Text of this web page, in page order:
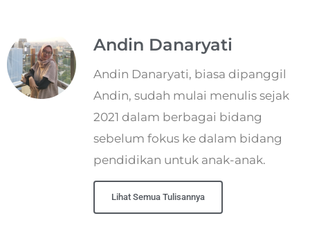
Andin Danaryati
Andin Danaryati, biasa dipanggil
Andin, sudah mulai menulis sejak
2021 dalam berbagai bidang
sebelum fokus ke dalam bidang
pendidikan untuk anak-anak.
Lihat Semua Tulisannya